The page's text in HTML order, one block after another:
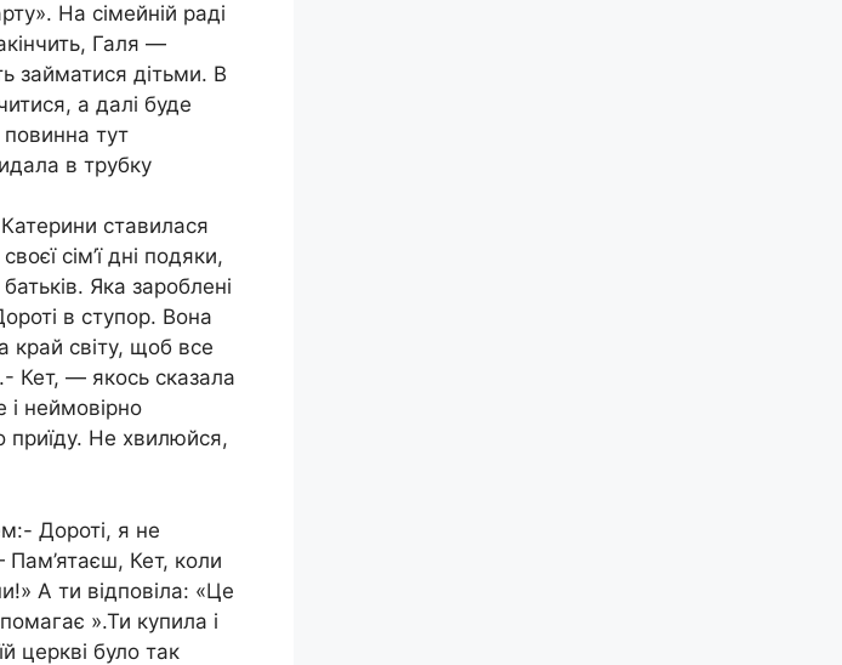
На сімейній раді
Галя —
займатися дітьми. В
a далі буде
тут
в трубку
ставилася
сім’ї дні подяки,
Яка зароблені
в ступор. Вона
край світу, щоб все
Кет, — якось сказала
неймовірно
приїду. Не хвилюйся,
Дороті, я не
Кет, коли
А ти відповіла: «Це
».Ти купила і
церкві було так